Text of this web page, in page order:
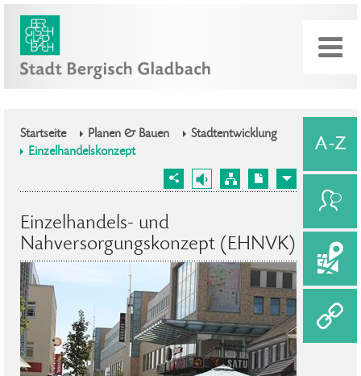
Startseite Planen & Bauen
Stadtentwicklung
Einzelhandelskonzept
Einzelhandels- und
Nahversorgungskonzept (EHNVK)